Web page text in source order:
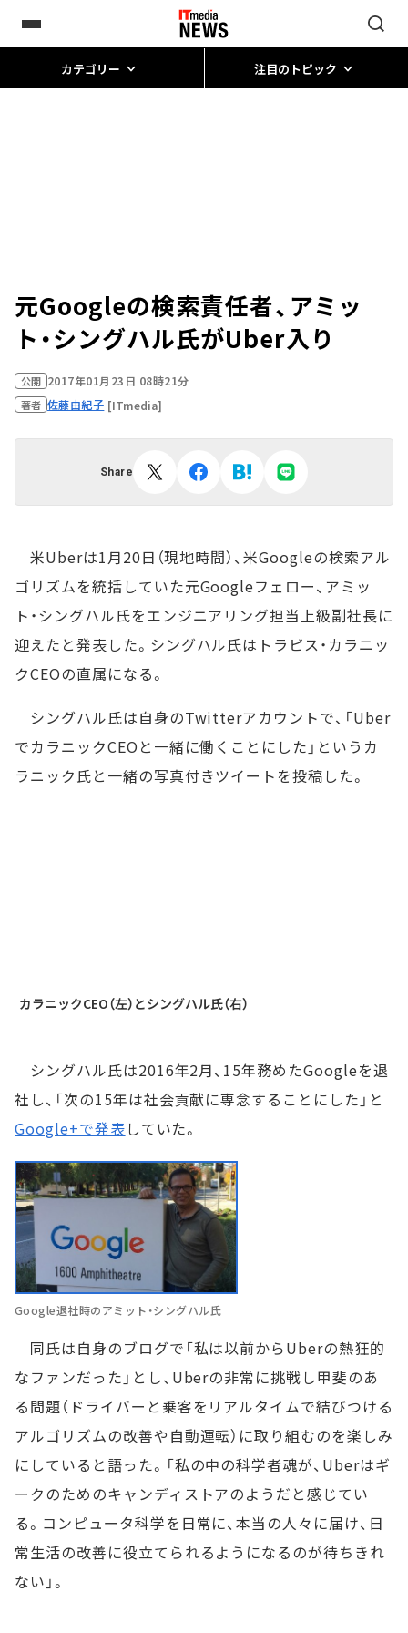
カテゴリー 注目のトピック
元Googleの検索責任者、アミッ
ト・シングハル氏がUber入り
公開 2017年01月23日 08時21分
著者 佐藤由紀子 [ITmedia]
Share
米Uberは1月20日（現地時間）、米Googleの検索アル
ゴリズムを統括していた元Googleフェロー、アミッ
ト・シングハル氏をエンジニアリング担当上級副社長に
迎えたと発表した。シングハル氏はトラビス・カラニッ
クCEOの直属になる。
シングハル氏は自身のTwitterアカウントで、「Uber
でカラニックCEOと一緒に働くことにした」というカ
ラニック氏と一緒の写真付きツイートを投稿した。
カラニックCEO（左）とシングハル氏（右）
シングハル氏は2016年2月、15年務めたGoogleを退
社し、「次の15年は社会貢献に専念することにした」と
Google+で発表していた。
Google退社時のアミット・シングハル氏
同氏は自身のブログで「私は以前からUberの熱狂的
なファンだった」とし、Uberの非常に挑戦し甲斐のあ
る問題（ドライバーと乗客をリアルタイムで結びつける
アルゴリズムの改善や自動運転）に取り組むのを楽しみ
にしていると語った。「私の中の科学者魂が、Uberはギ
ークのためのキャンディストアのようだと感じてい
る。コンピュータ科学を日常に、本当の人々に届け、日
常生活の改善に役立てられるようになるのが待ちきれ
ない」。